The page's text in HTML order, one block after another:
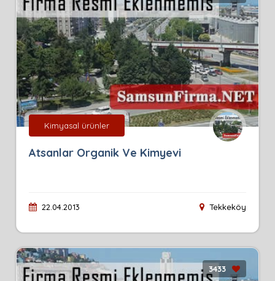
Kimyasal ürünler
Atsanlar Organik Ve Kimyevi
22.04.2013 Tekkeköy
3433